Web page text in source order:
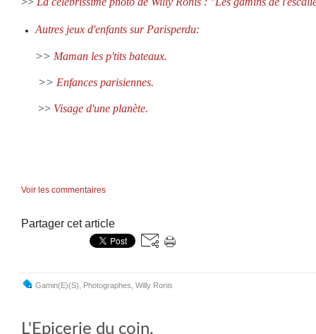
Autres jeux d'enfants sur Parisperdu:
>> Maman les p'tits bateaux.
>> Enfances parisiennes.
>> Visage d'une planète.
Voir les commentaires
Partager cet article
Gamin(e)(s) Photographes Willy Ronis
L'Epicerie du coin.